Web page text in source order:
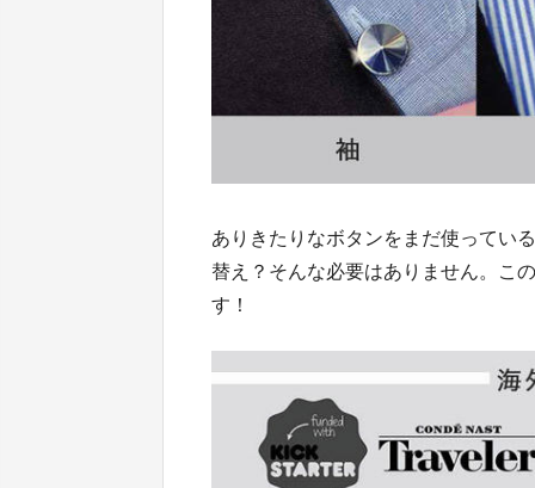
ありきたりなボタンをまだ使ってい
替え？そんな必要はありません。こ
す！